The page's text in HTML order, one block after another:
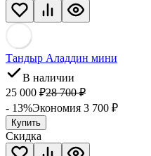
Тандыр Аладдин мини
В наличии
25 000 ₽28 700 ₽
- 13%Экономия 3 700 ₽
Купить
Скидка